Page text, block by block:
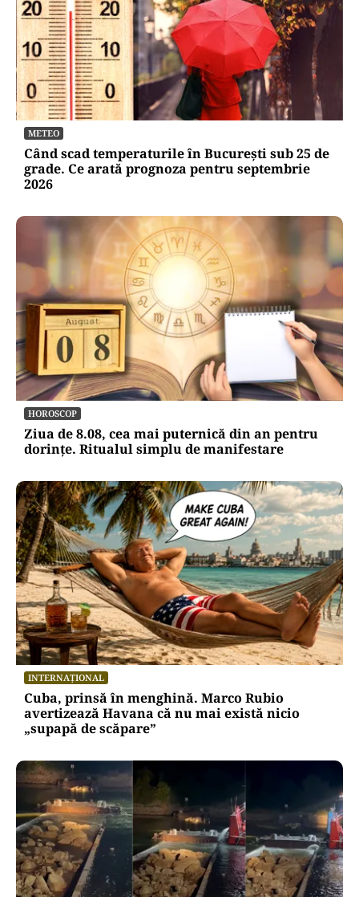
METEO
Când scad temperaturile în București sub 25 de
grade. Ce arată prognoza pentru septembrie
2026
HOROSCOP
Ziua de 8.08, cea mai puternică din an pentru
dorințe. Ritualul simplu de manifestare
INTERNAȚIONAL
Cuba, prinsă în menghină. Marco Rubio
avertizează Havana că nu mai există nicio
„supapă de scăpare”